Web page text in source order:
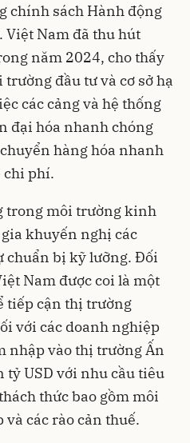
chính sách Hành động
Việt Nam đã thu hút
năm 2024, cho thấy
đầu tư và cơ sở hạ
các cảng và hệ thống
đại hóa nhanh chóng
hàng hóa nhanh
chi phí.
trong môi trường kinh
khuyến nghị các
chuẩn bị kỹ lưỡng. Đối
Nam được coi là một
tiếp cận thị trường
với các doanh nghiệp
nhập vào thị trường Ấn
USD với nhu cầu tiêu
thức bao gồm môi
các rào cản thuế.